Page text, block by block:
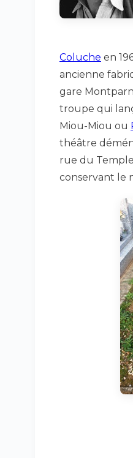
Coluche en
ancienne
gare
troupe qui
Miou-Miou ou
théâtre
rue du
conservant le